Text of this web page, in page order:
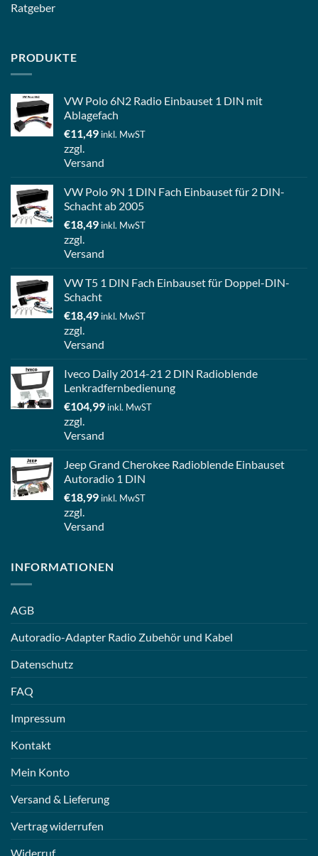
Ratgeber
PRODUKTE
VW Polo 6N2 Radio Einbauset 1 DIN mit
Ablagefach
€11,49 inkl. MwST
zzgl.
Versand
VW Polo 9N 1 DIN Fach Einbauset für 2 DIN-
Schacht ab 2005
€18,49 inkl. MwST
zzgl.
Versand
VW T5 1 DIN Fach Einbauset für Doppel-DIN-
Schacht
€18,49 inkl. MwST
zzgl.
Versand
Iveco Daily 2014-21 2 DIN Radioblende
Lenkradfernbedienung
€104,99 inkl. MwST
zzgl.
Versand
Jeep Grand Cherokee Radioblende Einbauset
Autoradio 1 DIN
€18,99 inkl. MwST
zzgl.
Versand
INFORMATIONEN
AGB
Autoradio-Adapter Radio Zubehör und Kabel
Datenschutz
FAQ
Impressum
Kontakt
Mein Konto
Versand & Lieferung
Vertrag widerrufen
Widerruf